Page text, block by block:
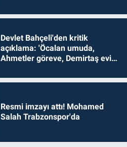
Devlet Bahçeli'den kritik
açıklama: 'Öcalan umuda,
Ahmetler göreve, Demirtaş evine
Resmi imzayı attı! Mohamed
Salah Trabzonspor'da